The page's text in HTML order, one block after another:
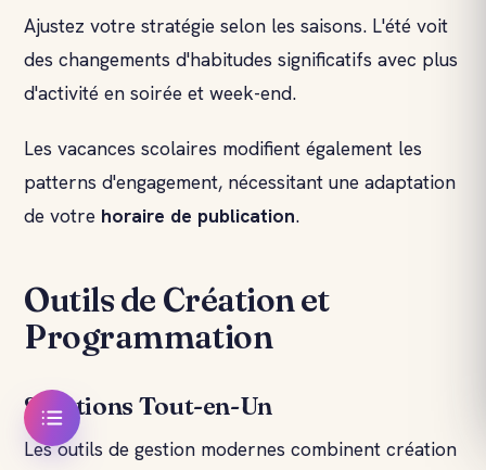
Ajustez votre stratégie selon les saisons. L'été voit
des changements d'habitudes significatifs avec plus
d'activité en soirée et week-end.
Les vacances scolaires modifient également les
patterns d'engagement, nécessitant une adaptation
de votre horaire de publication.
Outils de Création et
Programmation
Solutions Tout-en-Un
Les outils de gestion modernes combinent création